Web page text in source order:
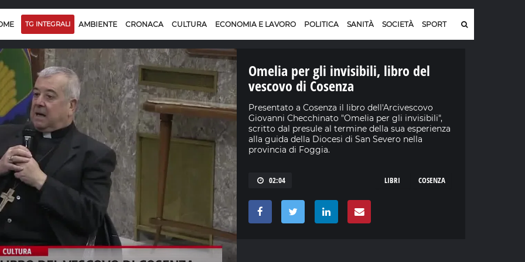
TG INTEGRALI AMBIENTE CRONACA CULTURA ECONOMIA E LAVORO POLITICA SANITÀ SOCIETÀ SPORT
Omelia per gli invisibili, libro del
vescovo di Cosenza
Presentato a Cosenza il libro dell'Arcivescovo
Giovanni Checchinato "Omelia per gli invisibili",
scritto dal presule al termine della sua esperienza
alla guida della Diocesi di San Severo nella
provincia di Foggia.
02:04 COSENZA
LIBRI